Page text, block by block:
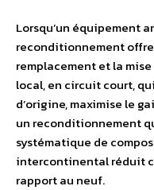
Lorsqu’un équipement
reconditionnement
remplacement et la
local, en circuit court,
d’origine, maximise le
un reconditionnement
systématique de
intercontinental réduit
rapport au neuf.